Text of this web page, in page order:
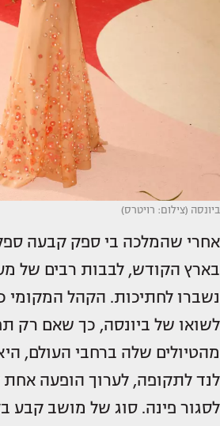
ביונסה (צילום: רויטרס)
אחרי שהמלכה בי ספק קבעה
בארץ הקודש, לבבות רבים של
נשברו לחתיכות. הקהל המקומי
לשואו של ביונסה, כך שאם רק
מהטיולים שלה ברחבי העולם,
לנד לתקופה, לערוך הופעה
לסגור פינה. סוג של מושב קבע